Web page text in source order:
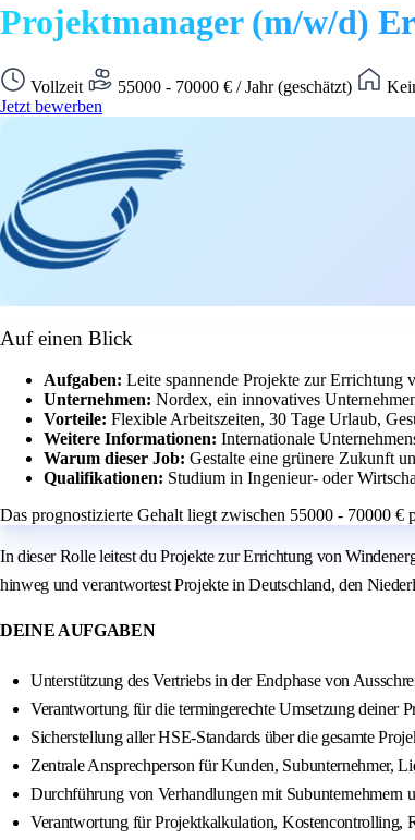
Projektmanager (m/w/d)
Vollzeit 55000 - 70000 € / Jahr (geschätzt)
Jetzt bewerben
Auf einen Blick
Aufgaben: Leite spannende Projekte zur Errichtung
Unternehmen: Nordex, ein innovatives
Vorteile: Flexible Arbeitszeiten, 30 Tage Urlaub,
Weitere Informationen: Internationale
Warum dieser Job: Gestalte eine grünere Zukunft
Qualifikationen: Studium in Ingenieur- oder
Das prognostizierte Gehalt liegt zwischen 55000 - 70000 €
In dieser Rolle leitest du Projekte zur Errichtung von
hinweg und verantwortest Projekte in Deutschland, den
DEINE AUFGABEN
Unterstützung des Vertriebs in der Endphase von
Verantwortung für die termingerechte Umsetzung deiner
Sicherstellung aller HSE-Standards über die gesamte
Zentrale Ansprechperson für Kunden, Subunternehmer,
Durchführung von Verhandlungen mit Subunternehmern
Verantwortung für Projektkalkulation, Kostencontrolling,